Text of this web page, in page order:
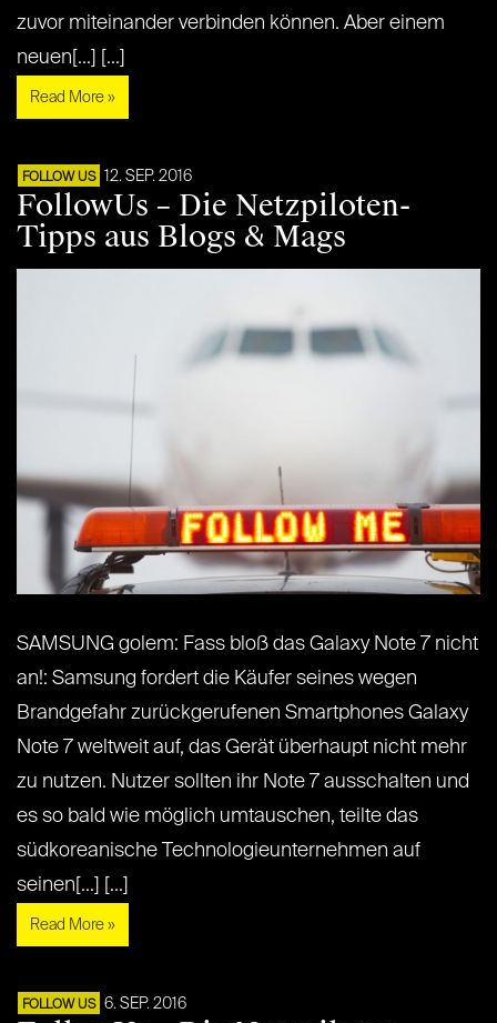
zuvor miteinander verbinden können. Aber einem
neuen[...] [...]
Read More »
FOLLOW US 12. SEP. 2016
FollowUs – Die Netzpiloten-
Tipps aus Blogs & Mags
SAMSUNG golem: Fass bloß das Galaxy Note 7 nicht
an!: Samsung fordert die Käufer seines wegen
Brandgefahr zurückgerufenen Smartphones Galaxy
Note 7 weltweit auf, das Gerät überhaupt nicht mehr
zu nutzen. Nutzer sollten ihr Note 7 ausschalten und
es so bald wie möglich umtauschen, teilte das
südkoreanische Technologieunternehmen auf
seinen[...] [...]
Read More »
FOLLOW US 6. SEP. 2016